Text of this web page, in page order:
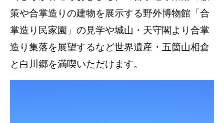
策や合掌造りの建物を展示する野外博物館「合
掌造り民家園」の見学や城山・天守閣より合掌
造り集落を展望するなど世界遺産・五箇山相倉
と白川郷を満喫いただけます。